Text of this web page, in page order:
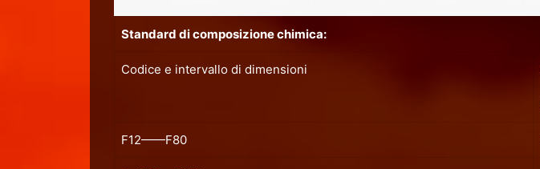
Standard di composizione chimica:
Codice e intervallo di dimensioni
F12——F80